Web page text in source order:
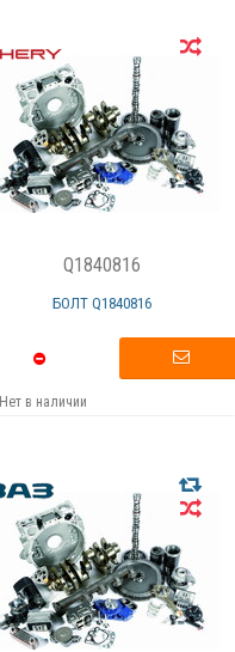
Q1840816
БОЛТ Q1840816
Нет в наличии